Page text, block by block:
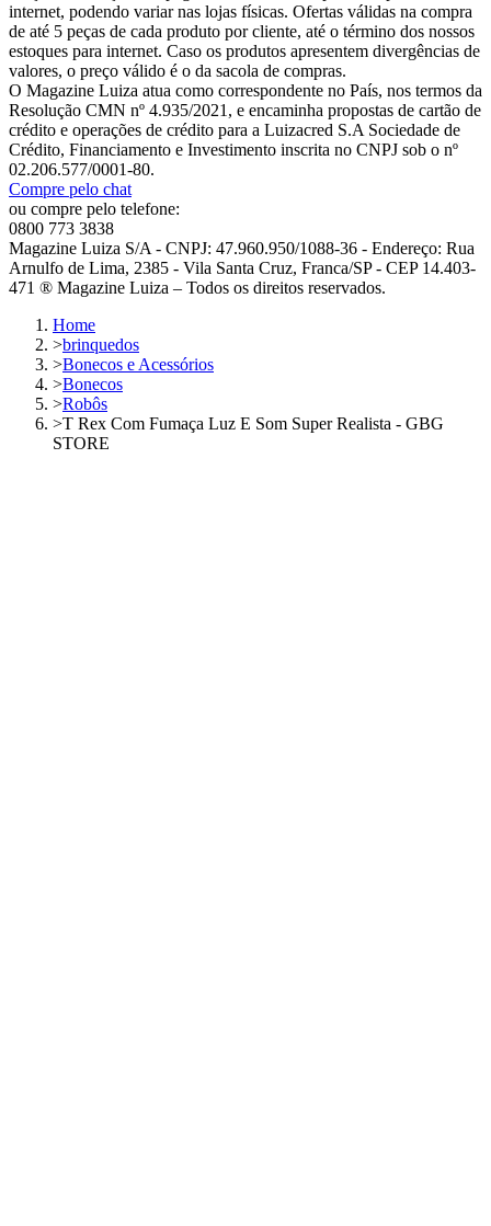
internet, podendo variar nas lojas físicas. Ofertas válidas na compra
de até 5 peças de cada produto por cliente, até o término dos nossos
estoques para internet. Caso os produtos apresentem divergências de
valores, o preço válido é o da sacola de compras.
O Magazine Luiza atua como correspondente no País, nos termos da
Resolução CMN nº 4.935/2021, e encaminha propostas de cartão de
crédito e operações de crédito para a Luizacred S.A Sociedade de
Crédito, Financiamento e Investimento inscrita no CNPJ sob o nº
02.206.577/0001-80.
Compre pelo chat
ou compre pelo telefone:
0800 773 3838
Magazine Luiza S/A - CNPJ: 47.960.950/1088-36 - Endereço: Rua
Arnulfo de Lima, 2385 - Vila Santa Cruz, Franca/SP - CEP 14.403-
471 ® Magazine Luiza – Todos os direitos reservados.
Home
>brinquedos
>Bonecos e Acessórios
>Bonecos
>Robôs
>T Rex Com Fumaça Luz E Som Super Realista - GBG
STORE